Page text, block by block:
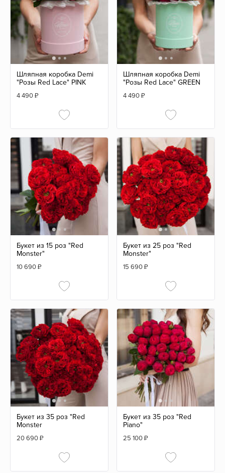
Шляпная коробка Demi
"Розы Red Lace" PINK
4 490₽
Шляпная коробка Demi
"Розы Red Lace" GREEN
4 490₽
Букет из 15 роз "Red
Monster"
10 690₽
Букет из 25 роз "Red
Monster"
15 690₽
Букет из 35 роз "Red
Monster
20 690₽
Букет из 35 роз "Red
Piano"
25 100₽